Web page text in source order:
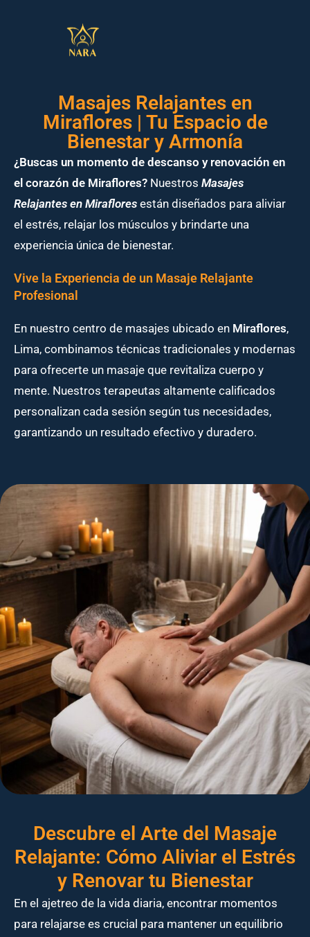
Masajes Relajantes en
Miraflores | Tu Espacio de
Bienestar y Armonía
¿Buscas un momento de descanso y renovación en
el corazón de Miraflores? Nuestros Masajes
Relajantes en Miraflores están diseñados para aliviar
el estrés, relajar los músculos y brindarte una
experiencia única de bienestar.
Vive la Experiencia de un Masaje Relajante
Profesional
En nuestro centro de masajes ubicado en Miraflores,
Lima, combinamos técnicas tradicionales y modernas
para ofrecerte un masaje que revitaliza cuerpo y
mente. Nuestros terapeutas altamente calificados
personalizan cada sesión según tus necesidades,
garantizando un resultado efectivo y duradero.
Descubre el Arte del Masaje
Relajante: Cómo Aliviar el Estrés
y Renovar tu Bienestar
En el ajetreo de la vida diaria, encontrar momentos
para relajarse es crucial para mantener un equilibrio